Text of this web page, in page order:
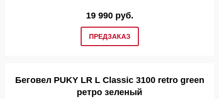
ПРЕДЗАКАЗ
19 990 руб.
Беговел PUKY LR L Classic 3100 retro green
ретро зеленый